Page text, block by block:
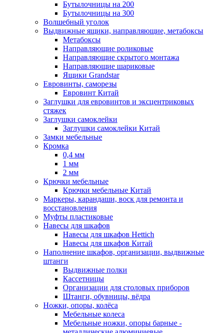
Бутылочницы на 200
Бутылочницы на 300
Волшебный уголок
Выдвижные ящики, направляющие, метабоксы
Метабоксы
Направляющие роликовые
Направляющие скрытого монтажа
Направляющие шариковые
Ящики Grandstar
Евровинты, саморезы
Евровинт Китай
Заглушки для евровинтов и эксцентриковых
стяжек
Заглушки самоклейки
Заглушки самоклейки Китай
Замки мебельные
Кромка
0,4 мм
1 мм
2 мм
Крючки мебельные
Крючки мебельные Китай
Маркеры, карандаши, воск для ремонта и
восстановления
Муфты пластиковые
Навесы для шкафов
Навесы для шкафов Hettich
Навесы для шкафов Китай
Наполнение шкафов, организации, выдвижные
штанги
Выдвижные полки
Кассетницы
Организации для столовых приборов
Штанги, обувницы, вёдра
Ножки, опоры, колёса
Мебельные колеса
Мебельные ножки, опоры барные -